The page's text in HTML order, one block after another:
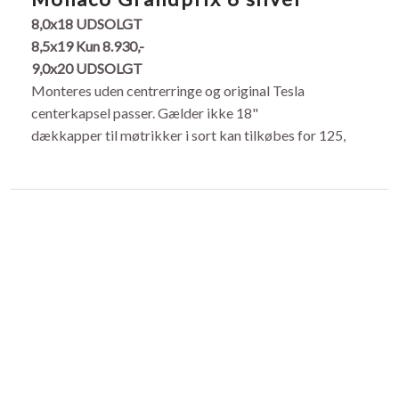
8,0x18 UDSOLGT
8,5x19 Kun 8.930,-
9,0x20 UDSOLGT
Monteres uden centrerringe og original Tesla
centerkapsel passer. Gælder ikke 18"
dækkapper til møtrikker i sort kan tilkøbes for 125,